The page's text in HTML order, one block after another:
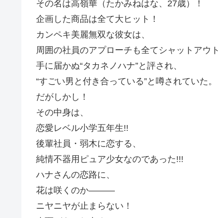
その名は高嶺華（たかみねはな、27歳）！
企画した商品は全て大ヒット！
カンペキ美麗無双な彼女は、
周囲の社員のアプローチも全てシャットアウ
手に届かぬ“タカネノハナ”と評され、
“すごい男と付き合っている”と噂されていた。
だがしかし！
その中身は、
恋愛レベル小学五年生!!
後輩社員・弱木に恋する、
純情不器用ピュア少女なのであった!!!
ハナさんの恋路に、
花は咲くのか―――
ニヤニヤが止まらない！